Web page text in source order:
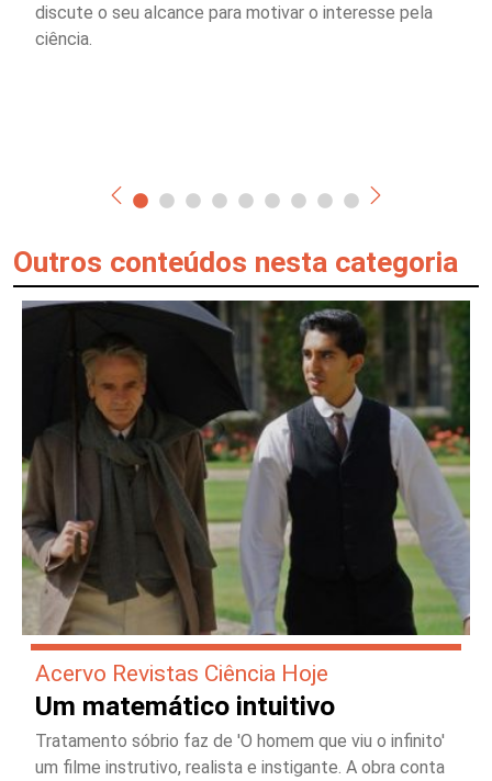
discute o seu alcance para motivar o interesse pela
ciência.
Outros conteúdos nesta categoria
Acervo Revistas Ciência Hoje
Um matemático intuitivo
Tratamento sóbrio faz de 'O homem que viu o infinito'
um filme instrutivo, realista e instigante. A obra conta